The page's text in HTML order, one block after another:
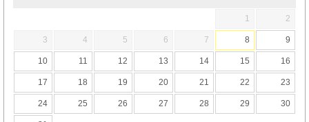
1 2
3 4 5 6 7 8 9
10 11 12 13 14 15 16
17 18 19 20 21 22 23
24 25 26 27 28 29 30